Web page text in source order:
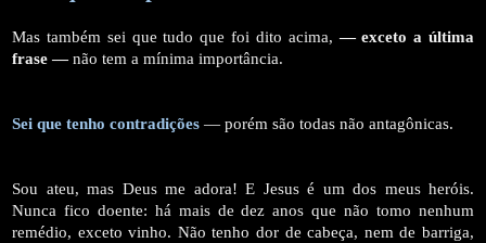
Mas também sei que tudo que foi dito acima,— exceto a última
frase —não tem a mínima importância.
Sei que tenho contradições — porém são todas não antagônicas.
Sou ateu, mas Deus me adora! E Jesus é um dos meus heróis.
Nunca fico doente: há mais de dez anos que não tomo nenhum
remédio, exceto vinho. Não tenho dor de cabeça, nem de barriga,